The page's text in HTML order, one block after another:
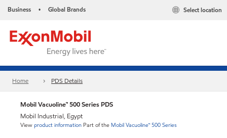
Business • Global Brands Select location
Home PDS Details
Mobil Vacuoline™ 500 Series PDS
Mobil Industrial, Egypt
Viewproduct information Part of the Mobil Vacuoline™ 500 Series